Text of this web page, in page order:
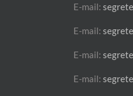
E-mail:
E-mail:
E-mail:
E-mail: